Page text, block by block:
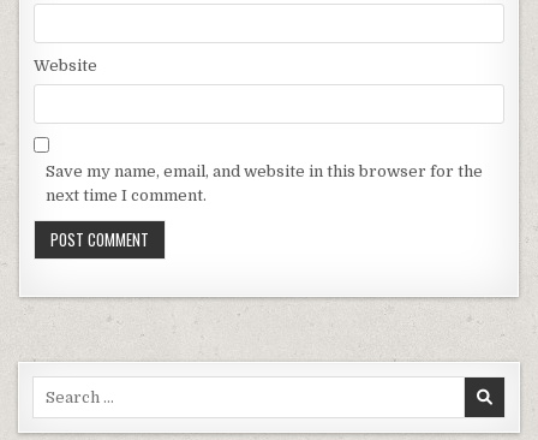
Website
Save my name, email, and website in this browser for the
next time I comment.